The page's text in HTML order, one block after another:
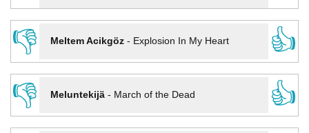
👎
Meltem Acikgöz- Explosion In My Heart
👍
👎
Meluntekijä- March of the Dead
👍